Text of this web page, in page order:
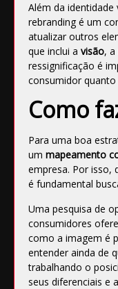
Além da
rebranding é um
atualizar outros
que inclui a visão, a
ressignificação é
consumidor
Como
Para uma boa
um mapeamento
empresa. Por isso,
é fundamental
Uma pesquisa de
consumidores
como a imagem é
entender ainda de
trabalhando o
seus diferenciais e